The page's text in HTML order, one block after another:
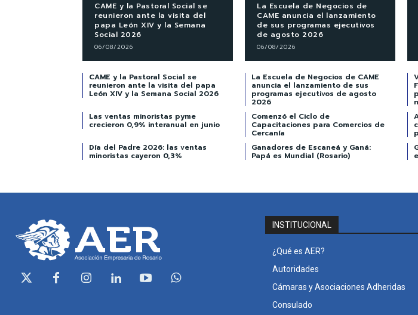
CAME y la Pastoral Social se
reunieron ante la visita del
papa León XIV y la Semana
Social 2026
06/08/2026
La Escuela de Negocios de
CAME anuncia el lanzamiento
de sus programas ejecutivos
de agosto 2026
06/08/2026
CAME y la Pastoral Social se
reunieron ante la visita del papa
León XIV y la Semana Social 2026
La Escuela de Negocios de CAME
anuncia el lanzamiento de sus
programas ejecutivos de agosto
2026
Las ventas minoristas pyme
crecieron 0,9% interanual en junio
Comenzó el Ciclo de
Capacitaciones para Comercios de
Cercanía
Día del Padre 2026: las ventas
minoristas cayeron 0,3%
Ganadores de Escaneá y Ganá:
Papá es Mundial (Rosario)
INSTITUCIONAL
¿Qué es AER?
Autoridades
Cámaras y Asociaciones Adheridas
Consulado